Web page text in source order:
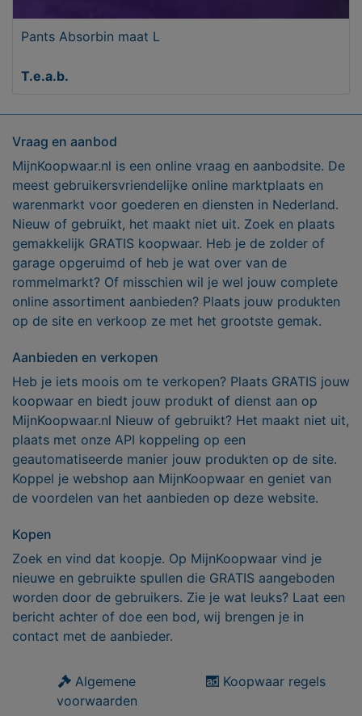
Pants Absorbin maat L
T.e.a.b.
Vraag en aanbod
MijnKoopwaar.nl is een online vraag en aanbodsite. De
meest gebruikersvriendelijke online marktplaats en
warenmarkt voor goederen en diensten in Nederland.
Nieuw of gebruikt, het maakt niet uit. Zoek en plaats
gemakkelijk GRATIS koopwaar. Heb je de zolder of
garage opgeruimd of heb je wat over van de
rommelmarkt? Of misschien wil je wel jouw complete
online assortiment aanbieden? Plaats jouw produkten
op de site en verkoop ze met het grootste gemak.
Aanbieden en verkopen
Heb je iets moois om te verkopen? Plaats GRATIS jouw
koopwaar en biedt jouw produkt of dienst aan op
MijnKoopwaar.nl Nieuw of gebruikt? Het maakt niet uit,
plaats met onze API koppeling op een
geautomatiseerde manier jouw produkten op de site.
Koppel je webshop aan MijnKoopwaar en geniet van
de voordelen van het aanbieden op deze website.
Kopen
Zoek en vind dat koopje. Op MijnKoopwaar vind je
nieuwe en gebruikte spullen die GRATIS aangeboden
worden door de gebruikers. Zie je wat leuks? Laat een
bericht achter of doe een bod, wij brengen je in
contact met de aanbieder.
Algemene
voorwaarden
Koopwaar regels